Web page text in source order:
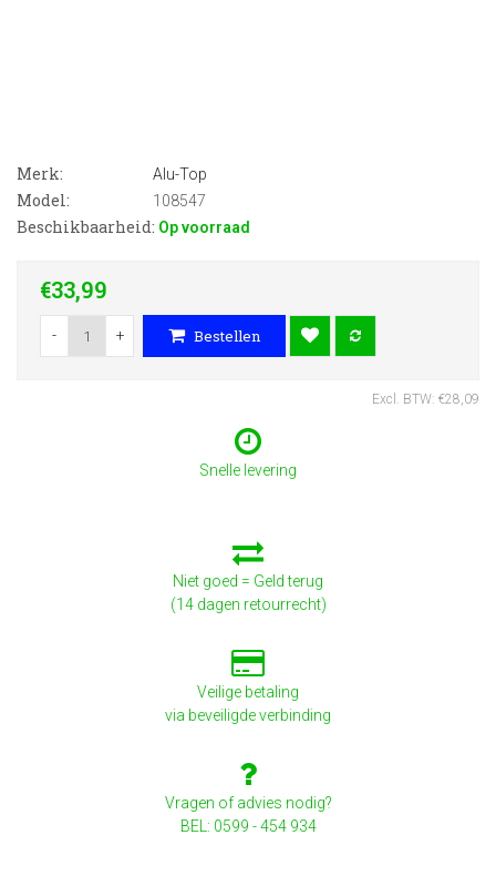
Merk: Alu-Top
Model: 108547
Beschikbaarheid: Op voorraad
€33,99
- + Bestellen
Excl. BTW: €28,09
Snelle levering
Niet goed = Geld terug
(14 dagen retourrecht)
Veilige betaling
via beveiligde verbinding
Vragen of advies nodig?
BEL: 0599 - 454 934